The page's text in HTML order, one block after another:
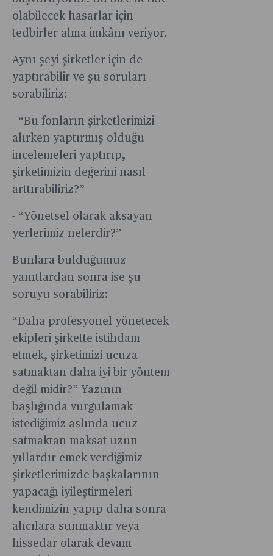
olabilecek hasarlar için
tedbirler alma imkânı veriyor.
Aynı şeyi şirketler için de
yaptırabilir ve şu soruları
sorabiliriz:
- “Bu fonların şirketlerimizi
alırken yaptırmış olduğu
incelemeleri yaptırıp,
şirketimizin değerini nasıl
arttırabiliriz?”
- “Yönetsel olarak aksayan
yerlerimiz nelerdir?”
Bunlara bulduğumuz
yanıtlardan sonra ise şu
soruyu sorabiliriz:
“Daha profesyonel yönetecek
ekipleri şirkette istihdam
etmek, şirketimizi ucuza
satmaktan daha iyi bir yöntem
değil midir?” Yazının
başlığında vurgulamak
istediğimiz aslında ucuz
satmaktan maksat uzun
yıllardır emek verdiğimiz
şirketlerimizde başkalarının
yapacağı iyileştirmeleri
kendimizin yapıp daha sonra
alıcılara sunmaktır veya
hissedar olarak devam